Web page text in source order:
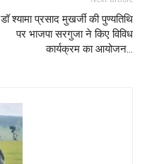
डॉ श्यामा प्रसाद मुखर्जी की पुण्यतिथि
पर भाजपा सरगुजा ने किए विविध
कार्यक्रम का आयोजन…